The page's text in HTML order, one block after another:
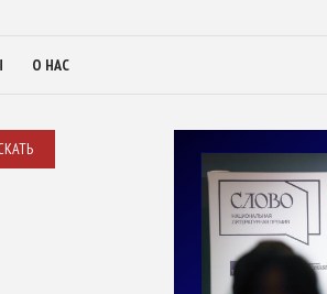
О НАС